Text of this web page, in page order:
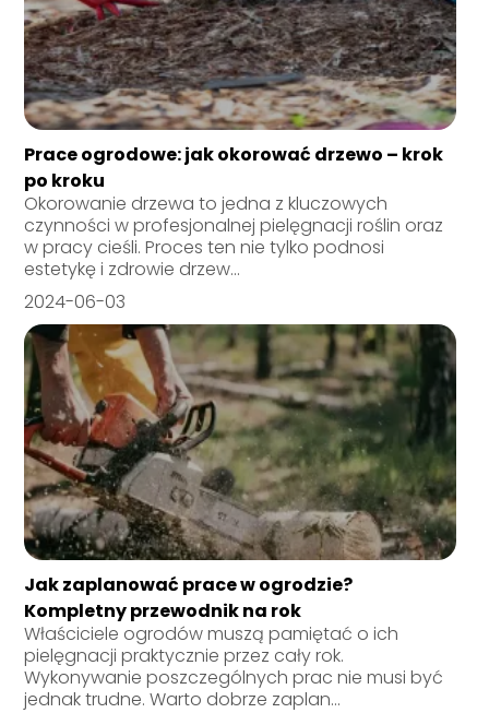
Prace ogrodowe: jak okorować drzewo – krok
po kroku
Okorowanie drzewa to jedna z kluczowych
czynności w profesjonalnej pielęgnacji roślin oraz
w pracy cieśli. Proces ten nie tylko podnosi
estetykę i zdrowie drzew...
2024-06-03
Jak zaplanować prace w ogrodzie?
Kompletny przewodnik na rok
Właściciele ogrodów muszą pamiętać o ich
pielęgnacji praktycznie przez cały rok.
Wykonywanie poszczególnych prac nie musi być
jednak trudne. Warto dobrze zaplan...